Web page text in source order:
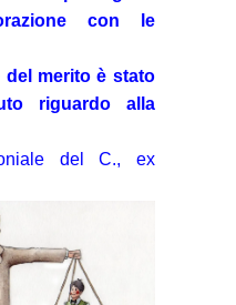
con le
del merito è stato
riguardo alla
del C., ex